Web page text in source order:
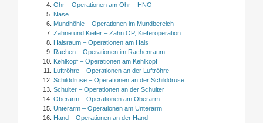
Ohr – Operationen am Ohr – HNO
Nase
Mundhöhle – Operationen im Mundbereich
Zähne und Kiefer – Zahn OP, Kieferoperation
Halsraum – Operationen am Hals
Rachen – Operationen im Rachenraum
Kehlkopf – Operationen am Kehlkopf
Luftröhre – Operationen an der Luftröhre
Schilddrüse – Operationen an der Schilddrüse
Schulter – Operationen an der Schulter
Oberarm – Operationen am Oberarm
Unterarm – Operationen am Unterarm
Hand – Operationen an der Hand